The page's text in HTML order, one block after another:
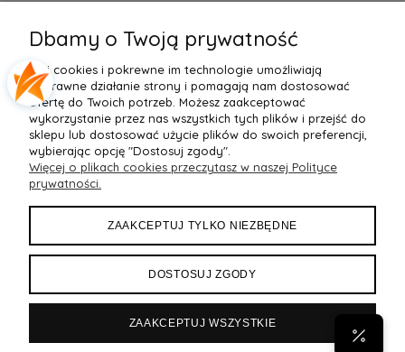
155,99 zł
Do Koszyka »
77,99 zł
Do Koszyka »
POMOC
MOJE KONTO
PŁATNOŚCI I DOSTAWA
Dbamy o Twoją prywatność
Pliki cookies i pokrewne im technologie umożliwiają
poprawne działanie strony i pomagają nam dostosować
ofertę do Twoich potrzeb. Możesz zaakceptować
wykorzystanie przez nas wszystkich tych plików i przejść do
sklepu lub dostosować użycie plików do swoich preferencji,
wybierając opcję "Dostosuj zgody".
Więcej o plikach cookies przeczytasz w naszej Polityce
prywatności.
ZAAKCEPTUJ TYLKO NIEZBĘDNE
DOSTOSUJ ZGODY
ZAAKCEPTUJ WSZYSTKIE